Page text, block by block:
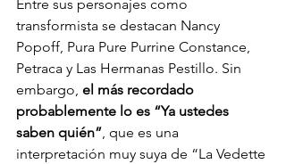
Entre sus personajes como
transformista se destacan Nancy
Popoff, Pura Pure Purrine Constance,
Petraca y Las Hermanas Pestillo. Sin
embargo, el más recordado
probablemente lo es “Ya ustedes
saben quién”, que es una
interpretación muy suya de “La Vedette